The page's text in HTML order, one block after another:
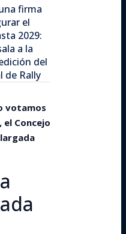
firma
el
2029:
a la
del
de Rally
votamos
el Concejo